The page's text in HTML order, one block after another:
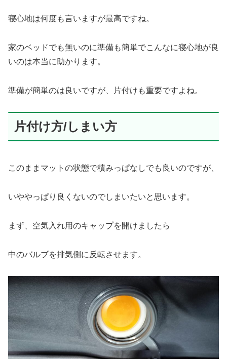
寝心地は何度も言いますが最高ですね。
家のベッドでも無いのに準備も簡単でこんなに寝心地が良
いのは本当に助かります。
準備が簡単のは良いですが、片付けも重要ですよね。
片付け方/しまい方
このままマットの状態で積みっぱなしでも良いのですが、
いややっぱり良くないのでしまいたいと思います。
まず、空気入れ用のキャップを開けましたら
中のバルブを排気側に反転させます。